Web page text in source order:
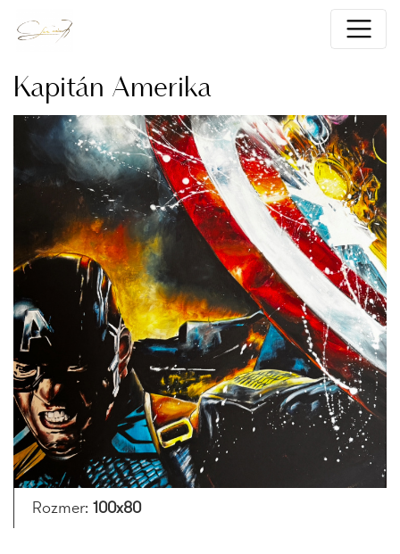
Kapitán Amerika
Rozmer: 100x80